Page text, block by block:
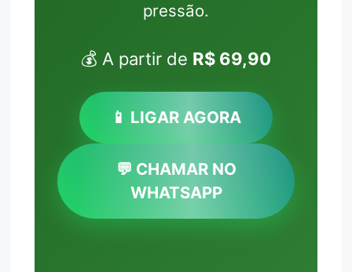
pressão.
💰 A partir de R$ 69,90
📱 LIGAR AGORA
💬 CHAMAR NO
WHATSAPP